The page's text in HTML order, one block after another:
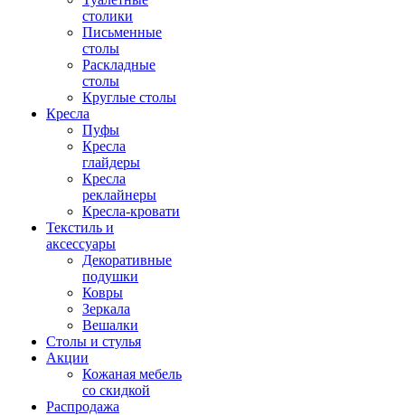
столики
Письменные
столы
Раскладные
столы
Круглые столы
Кресла
Пуфы
Кресла
глайдеры
Кресла
реклайнеры
Кресла-кровати
Текстиль и
аксессуары
Декоративные
подушки
Ковры
Зеркала
Вешалки
Столы и стулья
Акции
Кожаная мебель
со скидкой
Распродажа